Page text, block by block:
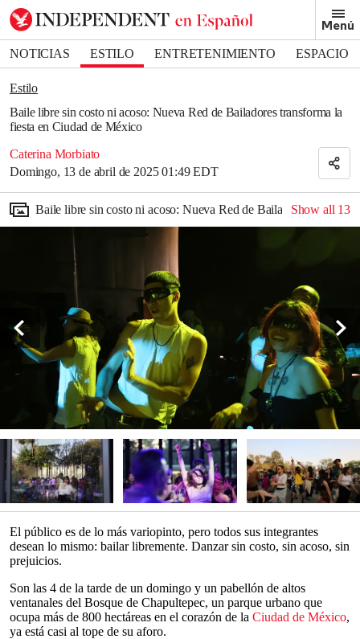
Menú
NOTICIAS ESTILO ENTRETENIMIENTO
ESPACIO
DEPORTES
Estilo
Baile libre sin costo ni acoso: Nueva Red de Bailadores transforma la
fiesta en Ciudad de México
Caterina Morbiato
Domingo, 13 de abril de 2025 01:49 EDT
Bookmark popover
Removed from bookmarks
Close popover
Baile libre sin costo ni acoso: Nueva Red de BailadoresShow all 13
El público es de lo más variopinto, pero todos sus integrantes
desean lo mismo: bailar libremente. Danzar sin costo, sin acoso, sin
prejuicios.
Son las 4 de la tarde de un domingo y un pabellón de altos
ventanales del Bosque de Chapultepec, un parque urbano que
ocupa más de 800 hectáreas en el corazón de la Ciudad de México,
ya está casi al tope de su aforo.